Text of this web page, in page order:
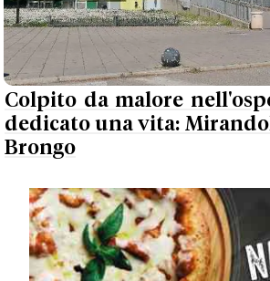
Colpito da malore
dedicato una vita:
Brongo